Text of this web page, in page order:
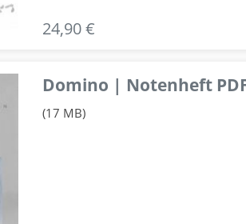
24,90 €
Domino | Notenheft
(17 MB)